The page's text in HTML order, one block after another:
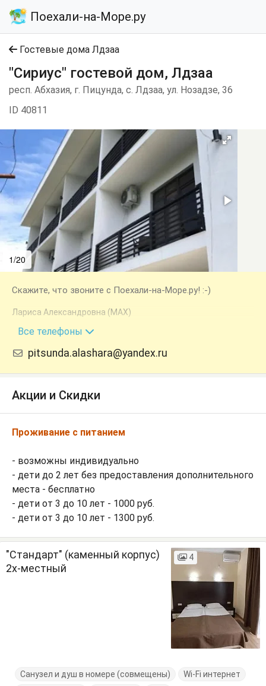
Поехали-на-Море.ру
Гостевые дома Лдзаа
"Сириус" гостевой дом, Лдзаа
респ. Абхазия, г. Пицунда, с. Лдзаа, ул. Нозадзе, 36
ID 40811
1/20
Скажите, что звоните с Поехали-на-Море.ру! :-)
Лариса Александровна (MAX)
+7 (940) 925-32-44
Все телефоны
pitsunda.alashara@yandex.ru
Акции и Скидки
Проживание с питанием
- возможны индивидуально
- дети до 2 лет без предоставления дополнительного
места - бесплатно
- дети от 3 до 10 лет - 1000 руб.
- дети от 3 до 10 лет - 1300 руб.
"Стандарт" (каменный корпус)
2х-местный
4
Санузел и душ в номере (совмещены)
Wi-Fi интернет